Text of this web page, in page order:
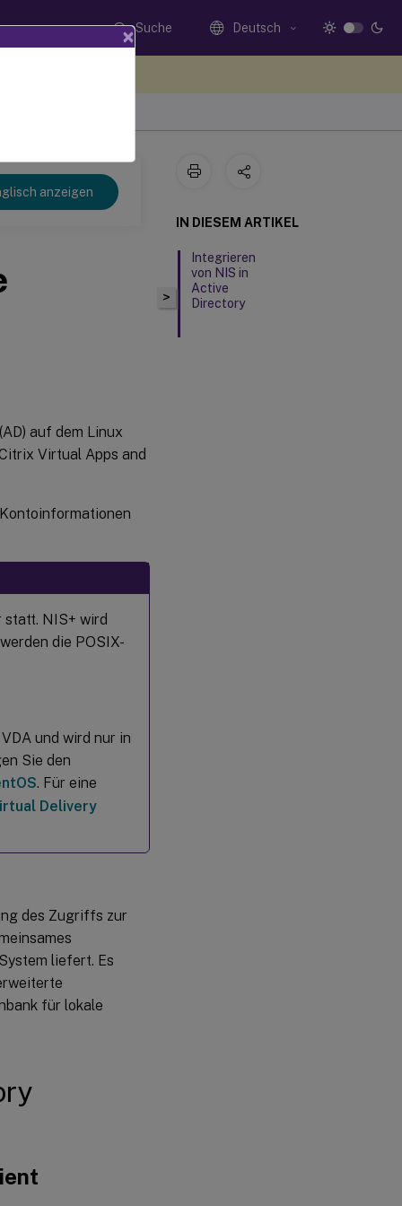
Suche Deutsch
anzeigen
auf dem Linux
Virtual Apps and
NIS+ wird
die POSIX-
und wird nur in
Sie den
. Für eine
Delivery
des Zugriffs zur
liefert. Es
für lokale
>
IN DIESEM ARTIKEL
Integrieren
von NIS in
Active
Directory
×